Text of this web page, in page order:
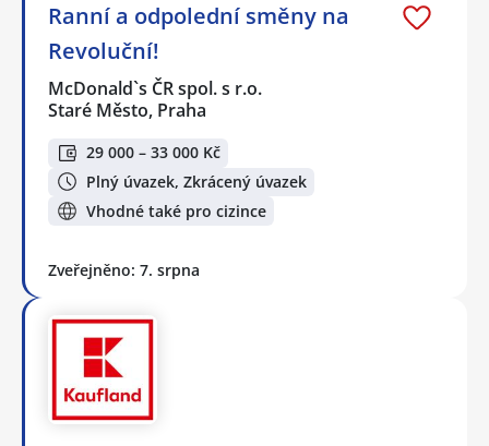
Ranní a odpolední směny na
Revoluční!
McDonald`s ČR spol. s r.o.
Staré Město, Praha
29 000 – 33 000 Kč
Plný úvazek, Zkrácený úvazek
Vhodné také pro cizince
Zveřejněno: 7. srpna